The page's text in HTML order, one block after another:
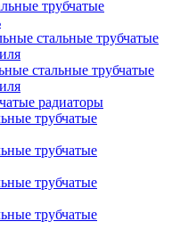
трубчатые
стальные трубчатые
стальные трубчатые
радиаторы
трубчатые
трубчатые
трубчатые
трубчатые